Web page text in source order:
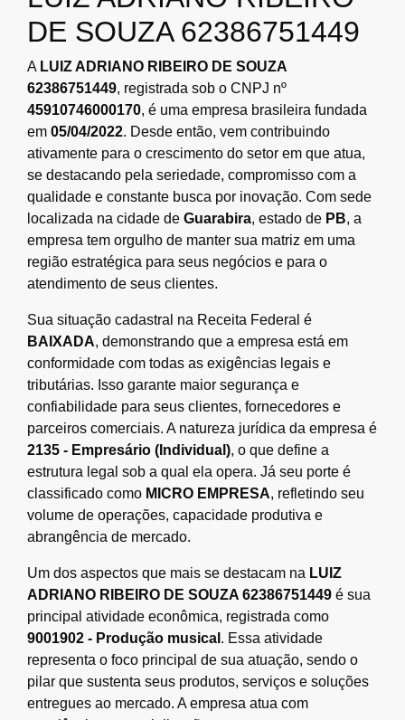
DE SOUZA 62386751449
A LUIZ ADRIANO RIBEIRO DE SOUZA
62386751449, registrada sob o CNPJ nº
45910746000170, é uma empresa brasileira fundada
em 05/04/2022. Desde então, vem contribuindo
ativamente para o crescimento do setor em que atua,
se destacando pela seriedade, compromisso com a
qualidade e constante busca por inovação. Com sede
localizada na cidade de Guarabira, estado de PB, a
empresa tem orgulho de manter sua matriz em uma
região estratégica para seus negócios e para o
atendimento de seus clientes.
Sua situação cadastral na Receita Federal é
BAIXADA, demonstrando que a empresa está em
conformidade com todas as exigências legais e
tributárias. Isso garante maior segurança e
confiabilidade para seus clientes, fornecedores e
parceiros comerciais. A natureza jurídica da empresa é
2135 - Empresário (Individual), o que define a
estrutura legal sob a qual ela opera. Já seu porte é
classificado como MICRO EMPRESA, refletindo seu
volume de operações, capacidade produtiva e
abrangência de mercado.
Um dos aspectos que mais se destacam na LUIZ
ADRIANO RIBEIRO DE SOUZA 62386751449 é sua
principal atividade econômica, registrada como
9001902 - Produção musical . Essa atividade
representa o foco principal de sua atuação, sendo o
pilar que sustenta seus produtos, serviços e soluções
entregues ao mercado. A empresa atua com